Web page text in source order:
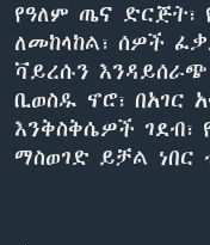
ቋንቋዎች
የዓለም ጤና ድርጅት፣
ለመከላከል፣ ሰዎች
ቫይረሱን
ቢወስዱ ኖሮ፣ በአገር
እንቅስቅሴዎች
ማስወገድ ይቻል ነበር